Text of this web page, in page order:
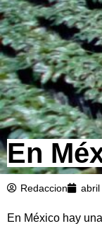
En
Redaccion abril
En México hay